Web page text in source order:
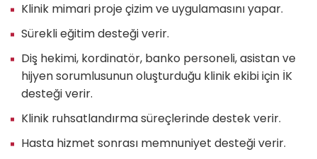
Klinik mimari proje çizim ve uygulamasını yapar.
Sürekli eğitim desteği verir.
Diş hekimi, kordinatör, banko personeli, asistan ve
hijyen sorumlusunun oluşturduğu klinik ekibi için İK
desteği verir.
Klinik ruhsatlandırma süreçlerinde destek verir.
Hasta hizmet sonrası memnuniyet desteği verir.